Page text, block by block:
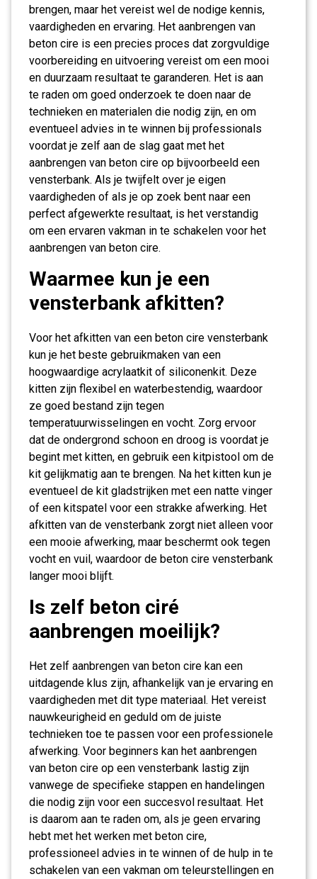
brengen, maar het vereist wel de nodige kennis,
vaardigheden en ervaring. Het aanbrengen van
beton cire is een precies proces dat zorgvuldige
voorbereiding en uitvoering vereist om een mooi
en duurzaam resultaat te garanderen. Het is aan
te raden om goed onderzoek te doen naar de
technieken en materialen die nodig zijn, en om
eventueel advies in te winnen bij professionals
voordat je zelf aan de slag gaat met het
aanbrengen van beton cire op bijvoorbeeld een
vensterbank. Als je twijfelt over je eigen
vaardigheden of als je op zoek bent naar een
perfect afgewerkte resultaat, is het verstandig
om een ervaren vakman in te schakelen voor het
aanbrengen van beton cire.
Waarmee kun je een
vensterbank afkitten?
Voor het afkitten van een beton cire vensterbank
kun je het beste gebruikmaken van een
hoogwaardige acrylaatkit of siliconenkit. Deze
kitten zijn flexibel en waterbestendig, waardoor
ze goed bestand zijn tegen
temperatuurwisselingen en vocht. Zorg ervoor
dat de ondergrond schoon en droog is voordat je
begint met kitten, en gebruik een kitpistool om de
kit gelijkmatig aan te brengen. Na het kitten kun je
eventueel de kit gladstrijken met een natte vinger
of een kitspatel voor een strakke afwerking. Het
afkitten van de vensterbank zorgt niet alleen voor
een mooie afwerking, maar beschermt ook tegen
vocht en vuil, waardoor de beton cire vensterbank
langer mooi blijft.
Is zelf beton ciré
aanbrengen moeilijk?
Het zelf aanbrengen van beton cire kan een
uitdagende klus zijn, afhankelijk van je ervaring en
vaardigheden met dit type materiaal. Het vereist
nauwkeurigheid en geduld om de juiste
technieken toe te passen voor een professionele
afwerking. Voor beginners kan het aanbrengen
van beton cire op een vensterbank lastig zijn
vanwege de specifieke stappen en handelingen
die nodig zijn voor een succesvol resultaat. Het
is daarom aan te raden om, als je geen ervaring
hebt met het werken met beton cire,
professioneel advies in te winnen of de hulp in te
schakelen van een vakman om teleurstellingen en